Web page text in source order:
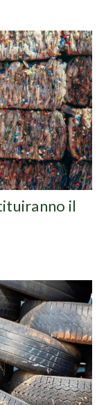
il